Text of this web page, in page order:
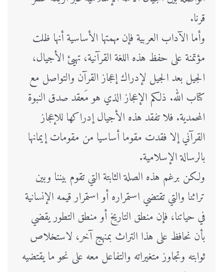
قرنا.
وأما الآداب العربية فإن مهمتها الأساسية أنها ظلت
مؤتمنة على حفظ هذه اللغة القرآنية، تهيئ الأجيال،
الجيل بعد الجيل لإدراك إعجاز القرآن والتواصل مع
كتاب الله. ذلكم الإعجاز الذي هو مَعقد صدق النبوة
المحمدية. فلا تفقد هذه الأجيال إدراكها للإعجاز
القرآني إلا فقدت مقوما أساسيا من مقومات إيمانها
بالرسالة الإسلامية.
ولكن برغم هذه الصلة الثابتة التي تقوم بيننا وبين
تراثنا والتي تقتضي استمراره أو استمرار قيمه الإنسانية
في حياتنا، فإن منطق التاريخ أو منطق التطور يقضي
بأن نحافظ على هذا التراث بمنهج آخر، لاستخلاص
ثوابته وتجاوز متغيراته والتفاعل معه على نحو ما يقتضيه